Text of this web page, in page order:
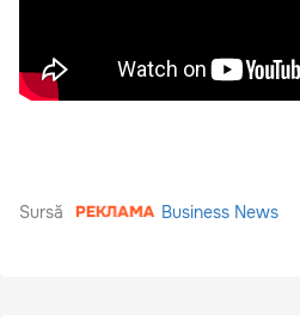
Sursă Business News